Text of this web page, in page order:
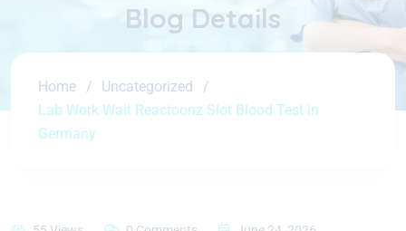
Blog Details
Home
Uncategorized
Lab Work Wait Reactoonz Slot Blood Test in
Germany